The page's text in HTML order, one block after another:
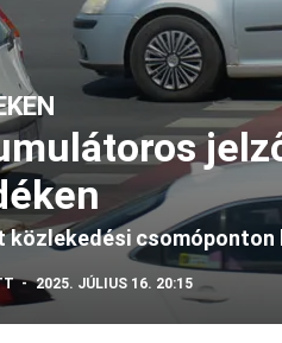
közlekedési
2025. JÚLIUS 16. 20:15